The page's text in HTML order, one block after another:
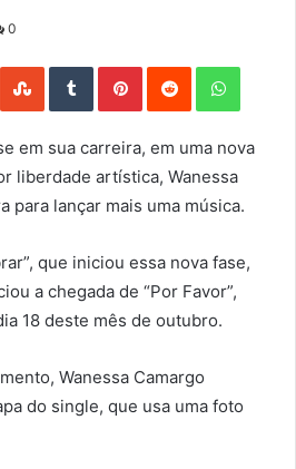
0
LinkedIn StumbleUpon Tumblr Pinterest Reddit
em sua carreira, em uma nova
liberdade artística, Wanessa
para lançar mais uma música.
que iniciou essa nova fase,
a chegada de “Por Favor”,
18 deste mês de outubro.
Wanessa Camargo
do single, que usa uma foto